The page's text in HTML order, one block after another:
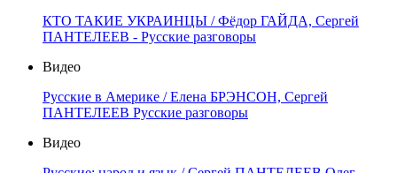
КТО ТАКИЕ УКРАИНЦЫ / Фёдор ГАЙДА, Сергей
ПАНТЕЛЕЕВ - Русские разговоры
Видео
Русские в Америке / Елена БРЭНСОН, Сергей
ПАНТЕЛЕЕВ Русские разговоры
Видео